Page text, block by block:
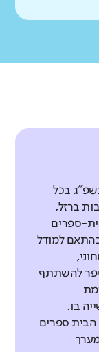
בכל
ברזל,
ספרים
למודל
להשתתף
בו.
ספרים